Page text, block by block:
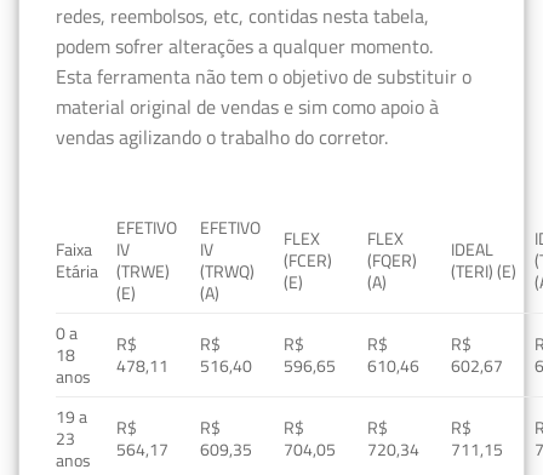
redes, reembolsos, etc, contidas nesta tabela,
podem sofrer alterações a qualquer momento.
Esta ferramenta não tem o objetivo de substituir o
material original de vendas e sim como apoio à
vendas agilizando o trabalho do corretor.
Faixa
Etária
EFETIVO
IV
(TRWE)
(E)
EFETIVO
IV
(TRWQ)
(A)
FLEX
(FCER)
(E)
FLEX
(FQER)
(A)
IDEAL
(TERI) (E)
0 a
18
anos
R$
478,11
R$
516,40
R$
596,65
R$
610,46
R$
602,67
19 a
23
anos
R$
564,17
R$
609,35
R$
704,05
R$
720,34
R$
711,15